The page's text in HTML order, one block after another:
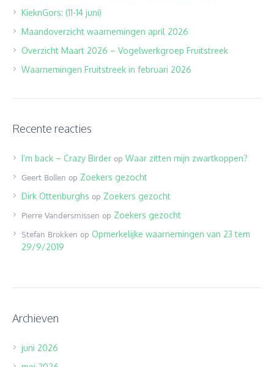
KieknGors: (11-14 juni)
Maandoverzicht waarnemingen april 2026
Overzicht Maart 2026 – Vogelwerkgroep Fruitstreek
Waarnemingen Fruitstreek in februari 2026
Recente reacties
I’m back – Crazy Birder op Waar zitten mijn zwartkoppen?
Geert Bollen op Zoekers gezocht
Dirk Ottenburghs op Zoekers gezocht
Pierre Vandersmissen op Zoekers gezocht
Stefan Brokken op Opmerkelijke waarnemingen van 23 tem
29/9/2019
Archieven
juni 2026